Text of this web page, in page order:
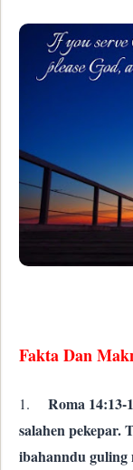
Fakta Dan
1.
Roma
salahen pekepar.
ibahanndu guling